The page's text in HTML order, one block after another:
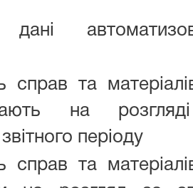
справ та
на
періоду
справ та